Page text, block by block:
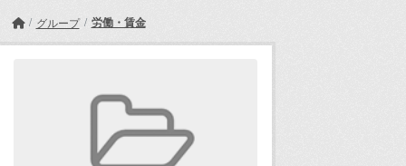
グループ 労働・賃金